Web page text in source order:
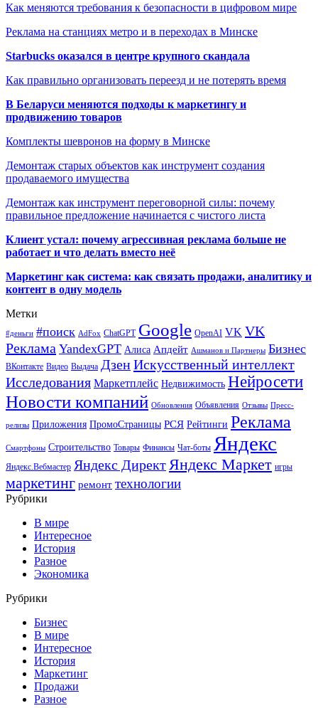
Как меняются требования к безопасности в цифровом мире
Реклама на станциях метро и в переходах в Минске
Starbucks оказался в центре крупного скандала
Как правильно организовать переезд и не потерять время
В Беларуси меняются подходы к маркетингу и
продвижению товаров
Комплекты шевронов на форму в Минске
Демонтаж старых объектов как инструмент создания
продаваемого имущества
Демонтаж как инструмент переговорной силы: почему
правильное предложение начинается с чистого листа
Клиент устал: почему агрессивная реклама больше не
работает и что делать вместо неё
Маркетинг как система: как связать продажи, аналитику и
контент в одну модель
Метки
#деньги #поиск AdFox ChatGPT Google OpenAI VK VK
Реклама YandexGPT Алиса Апдейт Ашманов и Партнеры Бизнес
ВКонтакте Видео Выдача ДзенИскусственный интеллект
Исследования Маркетплейс Недвижимость Нейросети
Новости компаний Обновления Объявления Отзывы Пресс-
релизы Приложения ПромоСтраницы РСЯ Рейтинги Реклама
Смартфоны Строительство Товары Финансы Чат-боты Яндекс
Яндекс.Вебмастер Яндекс Директ Яндекс Маркет игры
маркетинг ремонт технологии
Рубрики
В мире
Интересное
История
Разное
Экономика
Рубрики
Бизнес
В мире
Интересное
История
Маркетинг
Продажи
Разное